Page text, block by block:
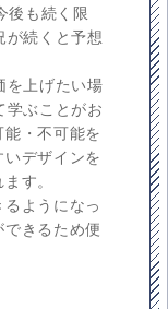
後も続く限
が続くと予想
を上げたい場
ぶことがお
・不可能を
デザインを
す。
ようになっ
きるため便